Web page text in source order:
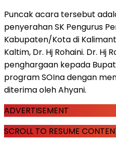
Puncak acara tersebut
penyerahan SK Pengurus
Kabupaten/Kota di
Kaltim, Dr. Hj Rohaini. Dr. Hj
penghargaan kepada
program SOIna dengan
diterima oleh Ahyani.
ADVERTISEMENT
SCROLL TO RESUME